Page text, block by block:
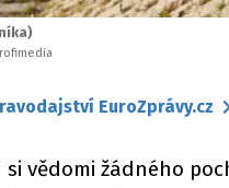
EuroZprávy.cz
si vědomi žádného